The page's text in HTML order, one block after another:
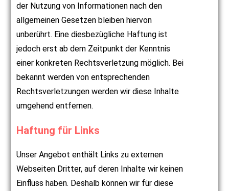
der Nutzung von Informationen nach den
allgemeinen Gesetzen bleiben hiervon
unberührt. Eine diesbezügliche Haftung ist
jedoch erst ab dem Zeitpunkt der Kenntnis
einer konkreten Rechtsverletzung möglich. Bei
bekannt werden von entsprechenden
Rechtsverletzungen werden wir diese Inhalte
umgehend entfernen.
Haftung für Links
Unser Angebot enthält Links zu externen
Webseiten Dritter, auf deren Inhalte wir keinen
Einfluss haben. Deshalb können wir für diese